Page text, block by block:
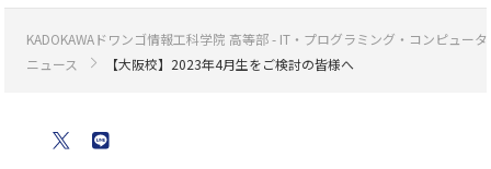
KADOKAWAドワンゴ情報工科学院 高等部 - IT・プログラミング・コンピュー
ニュース
【大阪校】2023年4月生をご検討の皆様へ